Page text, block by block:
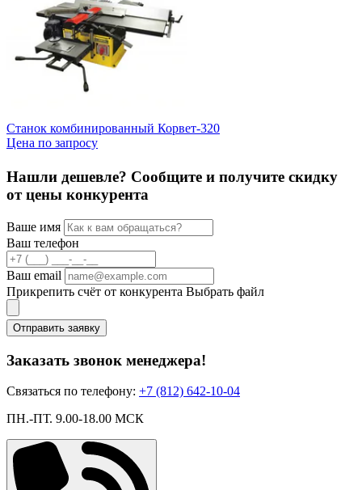
Станок комбинированный Корвет-320
Цена по запросу
Нашли дешевле? Сообщите и получите скидку
от цены конкурента
Ваше имя
Ваш телефон
Ваш email
Прикрепить счёт от конкурента Выбрать файл
Отправить заявку
Заказать звонок менеджера!
Связаться по телефону: +7 (812) 642-10-04
ПН.-ПТ. 9.00-18.00 МСК